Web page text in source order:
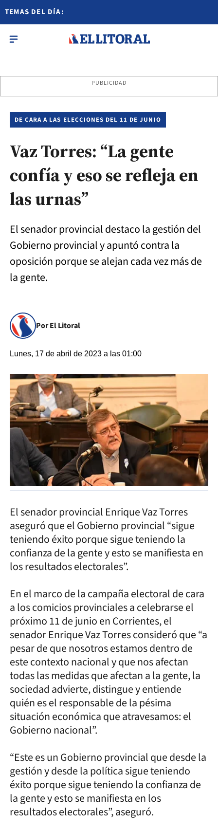
TEMAS DEL DÍA:
PUBLICIDAD
DE CARA A LAS ELECCIONES DEL 11 DE JUNIO
Vaz Torres: “La gente
confía y eso se refleja en
las urnas”
El senador provincial destaco la gestión del
Gobierno provincial y apuntó contra la
oposición porque se alejan cada vez más de
la gente.
Por El Litoral
Lunes, 17 de abril de 2023 a las 01:00
El senador provincial Enrique Vaz Torres
aseguró que el Gobierno provincial “sigue
teniendo éxito porque sigue teniendo la
confianza de la gente y esto se manifiesta en
los resultados electorales”.
En el marco de la campaña electoral de cara
a los comicios provinciales a celebrarse el
próximo 11 de junio en Corrientes, el
senador Enrique Vaz Torres consideró que “a
pesar de que nosotros estamos dentro de
este contexto nacional y que nos afectan
todas las medidas que afectan a la gente, la
sociedad advierte, distingue y entiende
quién es el responsable de la pésima
situación económica que atravesamos: el
Gobierno nacional”.
“Este es un Gobierno provincial que desde la
gestión y desde la política sigue teniendo
éxito porque sigue teniendo la confianza de
la gente y esto se manifiesta en los
resultados electorales”, aseguró.